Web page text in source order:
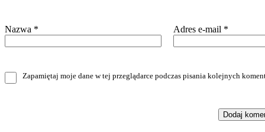
Nazwa * Adres e-mail *
Zapamiętaj moje dane w tej przeglądarce podczas pisania kolejnych